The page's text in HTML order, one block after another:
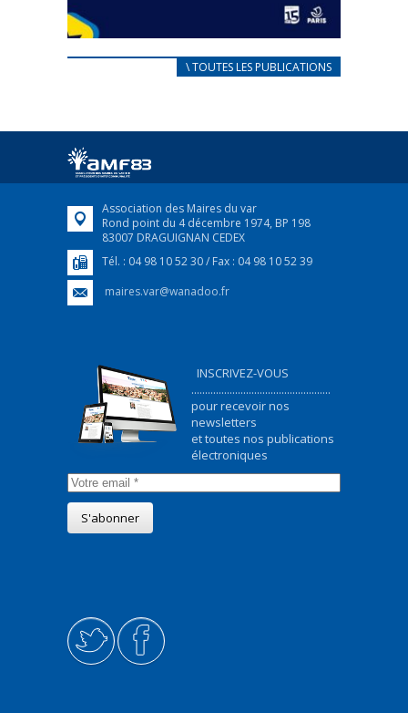
CARNET D’ACCUEIL
Afin d’accompagner au mieux les réfugiés
FEUILLETER
\ TOUTES LES PUBLICATIONS
Association des Maires du var
Rond point du 4 décembre 1974, BP 198
83007 DRAGUIGNAN CEDEX
Tél. : 04 98 10 52 30 / Fax : 04 98 10 52 39
maires.var@wanadoo.fr
INSCRIVEZ-VOUS
...................................................
pour recevoir nos
newsletters
et toutes nos publications
électroniques